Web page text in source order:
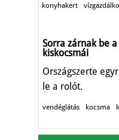
konyhakert
Sorra zárnak be
kiskocsmái
Országszerte
le a rolót.
vendéglátás kocsma